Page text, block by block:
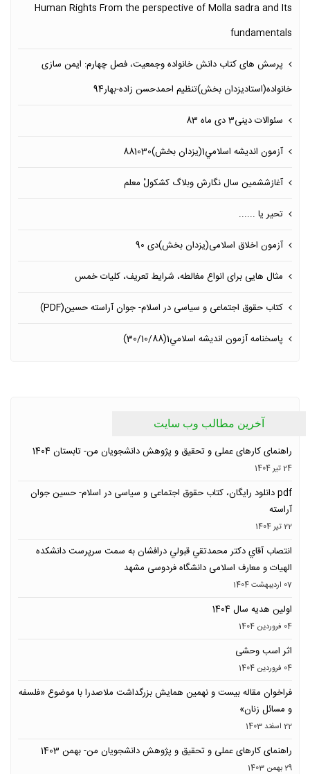
Human Rights From the perspective of Molla sadra and Its
fundamentals
پرسش های کتاب دانش خانواده وجمعیت، فصل چهارم: ایمن سازی
خانواده(استادیزدان بخش)تنظیم احمدحسن زاده-بهار94
سئوالات دینی3 دی ماه 83
آزمون انديشه اسلامي1(یزدان بخش)881030
آغازششمین سال نگارش وبلاگ كشكولْ معلم
تحیر یا ......
آزمون اخلاق اسلامی(یزدان بخش)دی 90
مثال هایی برای انواع مغالطه، شرایط تعریف، کلیات خمس
کتاب حقوق اجتماعی و سياسى در اسلام- جوان آراسته حسين‏(PDF)
پاسخنامه آزمون انديشه اسلامي1(30/10/88)
آخرین مطالب وب سایت
راهنمای کارهای عملی و تحقیق و پژوهش دانشجویان من- تابستان 1404
24 تیر 1404
pdf دانلود رایگان، کتاب حقوق اجتماعی و سیاسی در اسلام- حسین جوان
آراسته
22 تیر 1404
انتصاب آقاي دكتر محمدتقي قبولي درافشان به سمت سرپرست دانشکده
الهیات و معارف اسلامی دانشگاه فردوسی مشهد
07 ارديبهشت 1404
اولین هدیه سال 1404
04 فروردين 1404
اثر اسب وحشی
04 فروردين 1404
فراخوان مقاله بیست و نهمین همایش بزرگداشت ملاصدرا با موضوع «فلسفه
و مسائل زنان»
22 اسفند 1403
راهنمای کارهای عملی و تحقیق و پژوهش دانشجویان من- بهمن 1403
29 بهمن 1403